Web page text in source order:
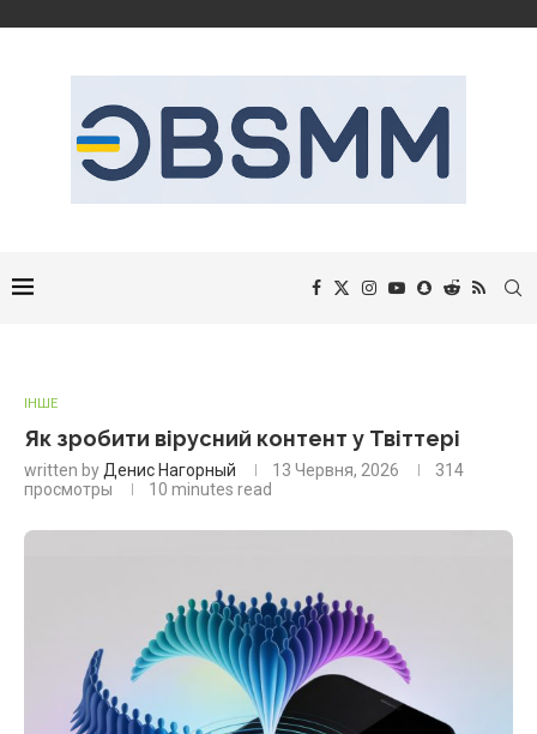
ІНШЕ
Як зробити вірусний контент у Твіттері
written by Денис Нагорный 13 Червня, 2026
314
просмотры
10 minutes read